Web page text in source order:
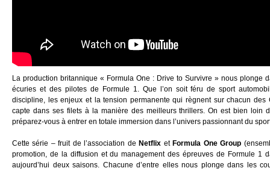
La production britannique « Formula One : Drive to Survivre » nous plonge
écuries et des pilotes de Formule 1. Que l’on soit féru de sport
discipline, les enjeux et la tension permanente qui règnent sur chacun
capte dans ses filets à la manière des meilleurs thrillers. On est bien loin
préparez-vous à entrer en totale immersion dans l’univers passionnant du
Cette série – fruit de l’association de Netflix et Formula One Group
promotion, de la diffusion et du management des épreuves de Formule 1
aujourd’hui deux saisons. Chacune d’entre elles nous plonge dans les